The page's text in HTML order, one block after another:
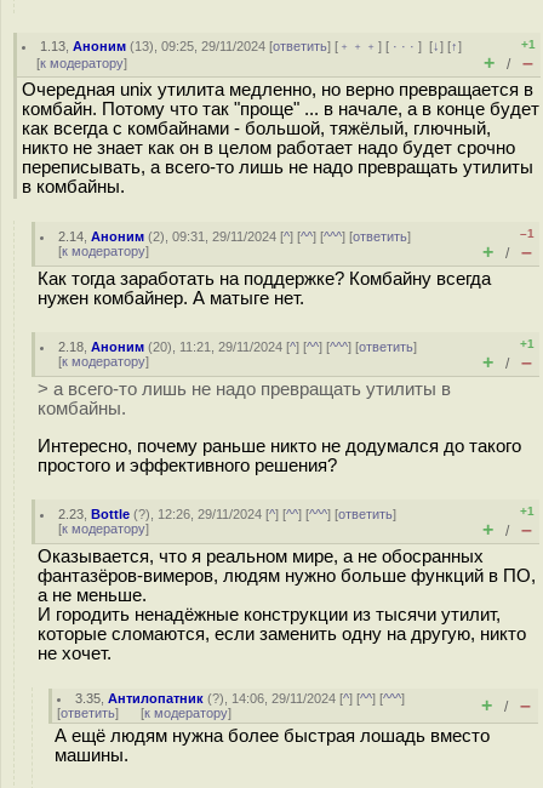
1.13 ,Аноним (13), 09:25, 29/11/2024 [ответить] [ ﹢﹢﹢] [ · · ·][↓] [↑]
[к модератору]
+1
+ / –
Очередная unix утилита медленно, но верно превращается в
комбайн. Потому что так "проще" ... в начале, а в конце будет
как всегда с комбайнами - большой, тяжёлый, глючный,
никто не знает как он в целом работает надо будет срочно
переписывать, а всего-то лишь не надо превращать утилиты
в комбайны.
2.14 ,Аноним (2), 09:31, 29/11/2024 [^] [^^] [^^^] [ответить]
[к модератору]
–1
+ / –
Как тогда заработать на поддержке? Комбайну всегда
нужен комбайнер. А матыге нет.
2.18 ,Аноним (20), 11:21, 29/11/2024 [^] [^^] [^^^] [ответить]
[к модератору]
+1
+ / –
> а всего-то лишь не надо превращать утилиты в
комбайны.
Интересно, почему раньше никто не додумался до такого
простого и эффективного решения?
2.23 ,Bottle (?), 12:26, 29/11/2024 [^] [^^] [^^^] [ответить]
[к модератору]
+1
+ / –
Оказывается, что я реальном мире, а не обосранных
фантазёров-вимеров, людям нужно больше функций в ПО,
а не меньше.
И городить ненадёжные конструкции из тысячи утилит,
которые сломаются, если заменить одну на другую, никто
не хочет.
3.35 ,Антилопатник (?), 14:06, 29/11/2024 [^] [^^] [^^^]
[ответить] [к модератору] + / –
А ещё людям нужна более быстрая лошадь вместо
машины.